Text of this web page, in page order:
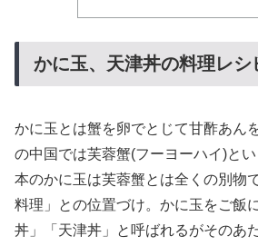
かに玉、天津丼の料理レシ
かに玉とは蟹を卵でとじて甘酢あん
の中国では芙蓉蟹(フーヨーハイ)と
本のかに玉は芙蓉蟹とは全くの別物
料理」との位置づけ。かに玉をご飯
丼」「天津丼」と呼ばれるがそのあ